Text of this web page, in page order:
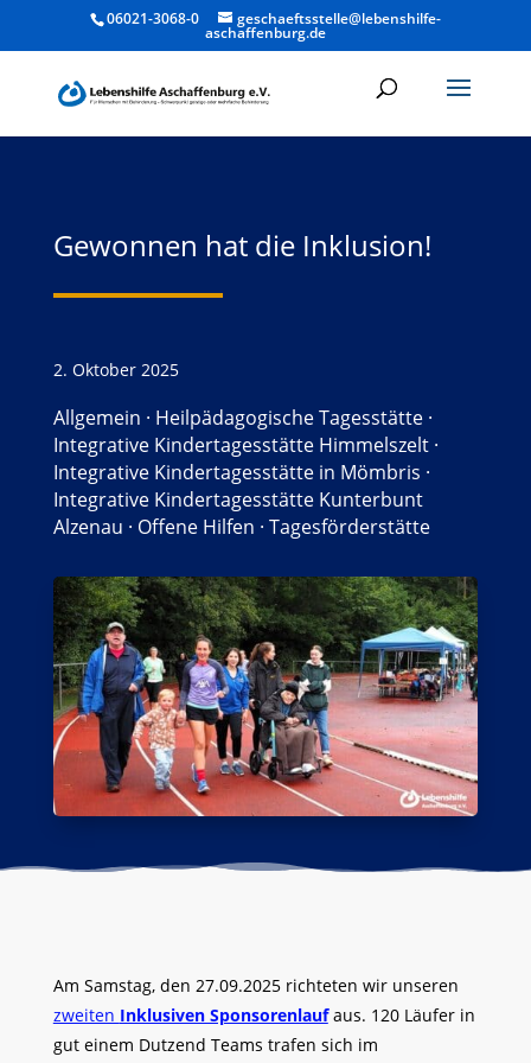
06021-3068-0 geschaeftsstelle@lebenshilfe-
aschaffenburg.de
Gewonnen hat die Inklusion!
2. Oktober 2025
Allgemein · Heilpädagogische Tagesstätte·
Integrative Kindertagesstätte Himmelszelt·
Integrative Kindertagesstätte in Mömbris ·
Integrative Kindertagesstätte Kunterbunt
Alzenau · Offene Hilfen · Tagesförderstätte
Am Samstag, den 27.09.2025 richteten wir unseren
zweiten Inklusiven Sponsorenlaufaus. 120 Läufer in
gut einem Dutzend Teams trafen sich im